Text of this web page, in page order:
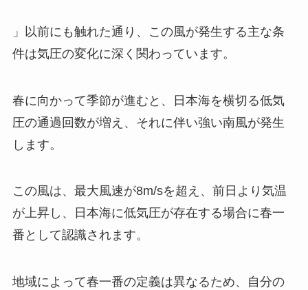
」以前にも触れた通り、この風が発生する主な条
件は気圧の変化に深く関わっています。
春に向かって季節が進むと、日本海を横切る低気
圧の通過回数が増え、それに伴い強い南風が発生
します。
この風は、最大風速が8m/sを超え、前日より気温
が上昇し、日本海に低気圧が存在する場合に春一
番として認識されます。
地域によって春一番の定義は異なるため、自分の